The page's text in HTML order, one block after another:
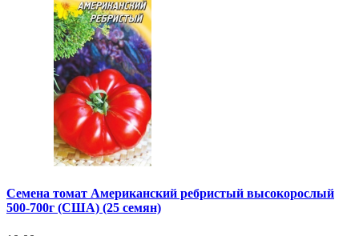
Семена томат Американский ребристый высокорослый
500-700г (США) (25 семян)